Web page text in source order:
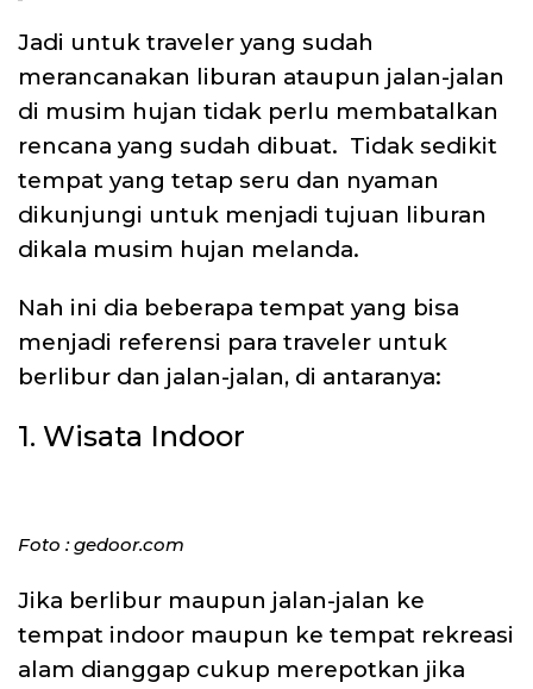
Jadi untuk traveler yang sudah
merancanakan liburan ataupun jalan-jalan
di musim hujan tidak perlu membatalkan
rencana yang sudah dibuat. Tidak sedikit
tempat yang tetap seru dan nyaman
dikunjungi untuk menjadi tujuan liburan
dikala musim hujan melanda.
Nah ini dia beberapa tempat yang bisa
menjadi referensi para traveler untuk
berlibur dan jalan-jalan, di antaranya:
1. Wisata Indoor
Foto : gedoor.com
Jika berlibur maupun jalan-jalan ke
tempat indoor maupun ke tempat rekreasi
alam dianggap cukup merepotkan jika